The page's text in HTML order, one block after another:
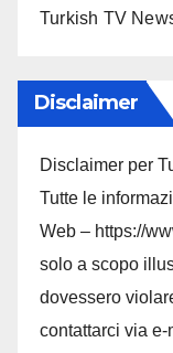
Turkish TV
Disclaimer
Disclaimer per
Tutte le
Web – https://
solo a scopo
dovessero
contattarci via e-